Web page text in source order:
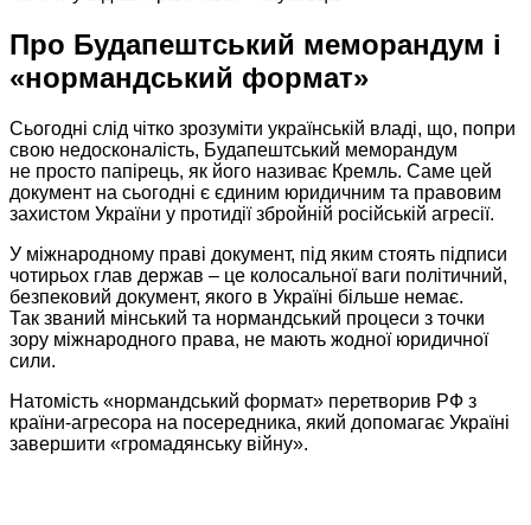
Про Будапештський меморандум і
«нормандський формат»
Сьогодні слід чітко зрозуміти українській владі, що, попри
свою недосконалість, Будапештський меморандум
не просто папірець, як його називає Кремль. Саме цей
документ на сьогодні є єдиним юридичним та правовим
захистом України у протидіїзбройній російській агресії.
У міжнародному праві документ, під яким стоять підписи
чотирьох глав держав – це колосальної ваги політичний,
безпековий документ, якого в Україні більше немає.
Так званий мінський та нормандський процеси з точки
зору міжнародного права, не мають жодної юридичної
сили.
Натомість «нормандський формат» перетворив РФ з
країни-агресора на посередника, який допомагає Україні
завершити «громадянську війну».